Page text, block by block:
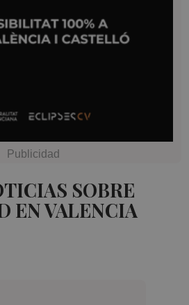
SOBRE
EN VALENCIA